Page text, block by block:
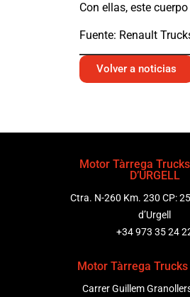
Con ellas, este
Fuente: Renault
Volver a noticias
Motor Tàrrega
D’URGELL
Ctra. N-260 Km. 230 CP:
d’Urgell
+34 973 35 24
Motor Tàrrega Trucks
Carrer Guillem